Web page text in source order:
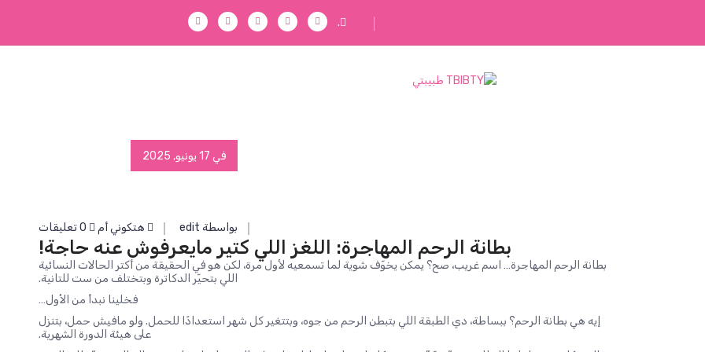
.
في 17 يونيو, 2025
بواسطة edit هتكوني أم
بطانة الرحم المهاجرة: اللغز اللي كتير مايعرفوش عنه حاجة!
بطانة الرحم المهاجرة… اسم غريب، صح؟ يمكن يخوّف شوية لما تسمعيه لأول مرة، لكن هو في الحقيقة من أكتر الحالات النسائية
اللي بتحيّر الدكاترة وبتختلف من ست للتانية.
فخلينا نبدأ من الأول…
إيه هي بطانة الرحم؟ ببساطة، دي الطبقة اللي بتبطن الرحم من جوه، وبتتغير كل شهر استعدادًا للحمل. ولو مافيش حمل، بتنزل
على هيئة الدورة الشهرية.